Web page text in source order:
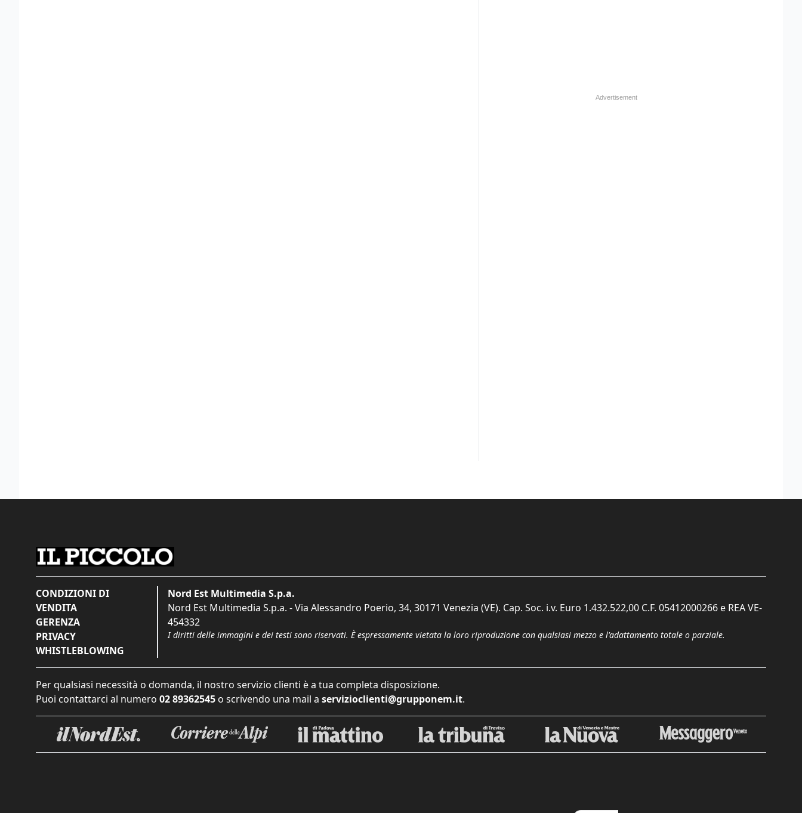
CONDIZIONI DI
VENDITA
GERENZA
PRIVACY
WHISTLEBLOWING
Nord Est Multimedia S.p.a.
Nord Est Multimedia S.p.a. - Via Alessandro Poerio, 34, 30171 Venezia (VE). Cap. Soc. i.v. Euro 1.432.522,00 C.F. 05412000266 e REA VE-
454332
I diritti delle immagini e dei testi sono riservati. È espressamente vietata la loro riproduzione con qualsiasi mezzo e l'adattamento totale o parziale.
Per qualsiasi necessità o domanda, il nostro servizio clienti è a tua completa disposizione.
Puoi contattarci al numero 02 89362545 o scrivendo una mail a servizioclienti@grupponem.it.